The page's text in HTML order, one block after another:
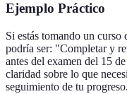
Ejemplo Práctico
Si estás tomando un
podría ser: "Completar y
antes del examen del 15
claridad sobre lo que
seguimiento de tu progreso.